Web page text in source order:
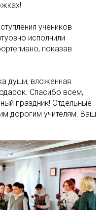
учеников
исполнили
показав
души, вложенная
Спасибо всем,
праздник! Отдельные
дорогим учителям. Ваш